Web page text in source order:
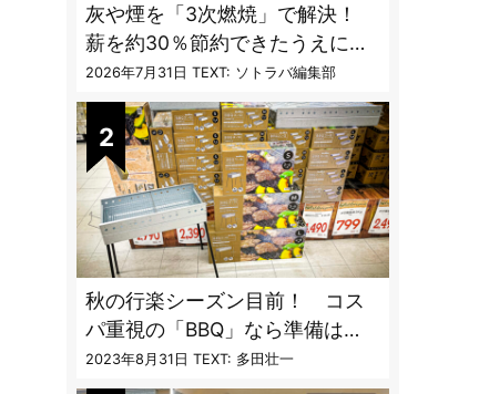
灰や煙を「3次燃焼」で解決！
薪を約30％節約できたうえに炎
も美しくなった焚火台
2026年7月31日 TEXT: ソトラバ編集部
秋の行楽シーズン目前！ コス
パ重視の「BBQ」なら準備は
「トライアル」一択だった
2023年8月31日 TEXT: 多田壮一